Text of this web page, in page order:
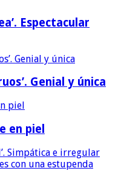
Espectacular
Genial y única
en piel